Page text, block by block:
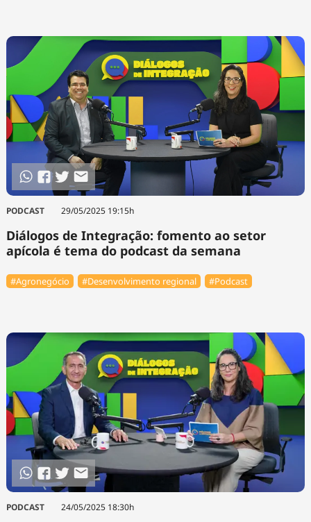
PODCAST 29/05/2025 19:15h
Diálogos de Integração: fomento ao setor
apícola é tema do podcast da semana
#Agronegócio #Desenvolvimento regional #Podcast
PODCAST 24/05/2025 18:30h